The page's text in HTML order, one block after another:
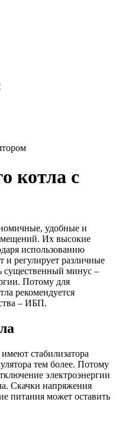
котла с
удобные и
Их высокие
использованию
и регулирует различные
существенный минус –
Потому для
рекомендуется
– ИБП.
стабилизатора
тем более. Потому
электроэнергии
Скачки напряжения
питания может оставить